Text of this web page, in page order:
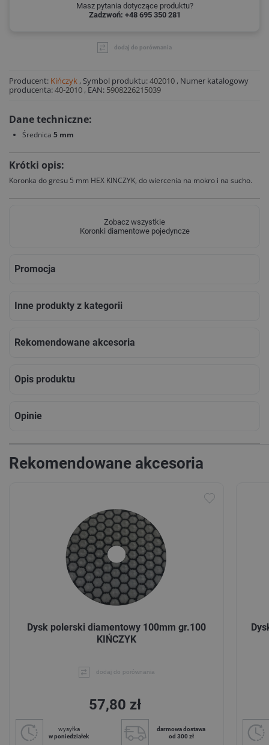
Masz pytania dotyczące produktu?
Zadzwoń: +48 695 350 281
dodaj do porównania
Producent: Kińczyk , Symbol produktu:402010 , Numer katalogowy
producenta:40-2010 , EAN: 5908226215039
Dane techniczne:
Średnica 5 mm
Krótki opis:
Koronka do gresu 5 mm HEX KINCZYK, do wiercenia na mokro i na sucho.
Zobacz wszystkie
Koronki diamentowe pojedyncze
Promocja
Inne produkty z kategorii
Rekomendowane akcesoria
Opis produktu
Opinie
Rekomendowane akcesoria
Dysk polerski diamentowy 100mm gr.100
KIŃCZYK
dodaj do porównania
57,80 zł
wysyłka
w poniedziałek
darmowa dostawa
od 300 zł